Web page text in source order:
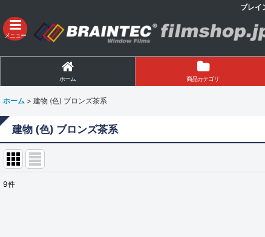
ブレイ
メニュー
ホーム 商品カテゴリ
ホーム > 建物 (色) ブロンズ茶系
建物 (色) ブロンズ茶系
9件